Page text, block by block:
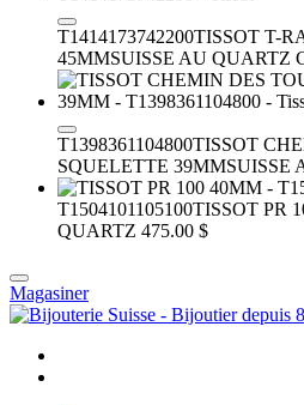
T1414173742200TISSOT T-
45MMSUISSE AU QUARTZ
T1398361104800TISSOT
SQUELETTE 39MMSUISSE
T1504101105100TISSOT PR
QUARTZ 475.00 $
Magasiner